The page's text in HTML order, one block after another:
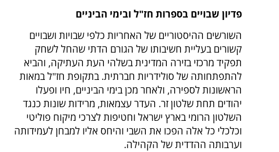
פדיון שבויים בספרות חז"ל ובימי הביניים
השורשים ההיסטוריים של האחריות כלפי שבויות ושבויים
קשורים בעליית חשיבותו של הגורם הדתי שהחל לשחק
תפקיד מרכזי בזירה המדינית בשלהי העת העתיקה, והביא
להתפתחותה של סולידריות חברתית. בתקופת חז"ל במאות
הראשונות לספירה, ולאחר מכן בימי הביניים, חיו ופעלו
יהודים תחת שלטון זר. העדר עצמאות, מרידות שונות כנגד
השלטון הרומי בארץ ישראל וחטיפות לצרכי מיקוח פוליטי
וכלכלי כל אלה הפכו את השבי והיחס אליו למבחן לעמידותה
וערבותה ההדדית של הקהילה.